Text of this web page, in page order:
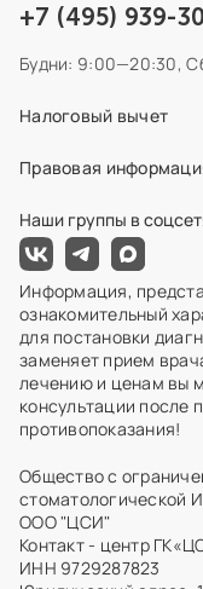
+7 (495) 939-
Будни: 9:00—20:30,
Налоговый вычет
Наши группы в
Правовая
Информация,
ознакомительный
для постановки
заменяет прием
лечению и ценам вы
консультации после
противопоказания!
Общество с
стоматологической
ООО "ЦСИ"
Контакт - центр
ИНН 9729287823